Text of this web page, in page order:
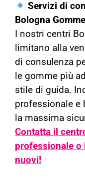
Servizi di
Bologna Gomme
I nostri centri
limitano alla
di consulenza
le gomme più
stile di guida.
professionale e
la massima
Contatta il
professionale o
nuovi!